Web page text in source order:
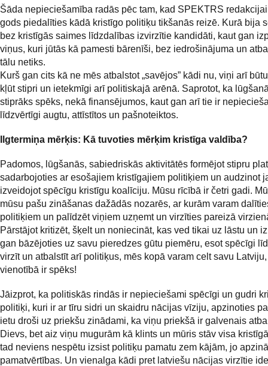
Šāda nepieciešamība radās pēc tam, kad SPEKTRS
gods piedalīties kādā kristīgo politiķu tikšanās reizē. Kurā bija
bez kristīgās saimes līdzdalības izvirzītie kandidāti, kaut gan
viņus, kuri jūtās kā pamesti bārenīši, bez iedrošinājuma un
tālu netiks.
Kurš gan cits kā ne mēs atbalstot „savējos” kādi nu, viņi arī
kļūt stipri un ietekmīgi arī politiskajā arēnā. Saprotot, ka
stiprāks spēks, nekā finansējumos, kaut gan arī tie ir
līdzvērtīgi augtu, attīstītos un pašnoteiktos.
Ilgtermiņa mērķis: Kā tuvoties mērķim kristīga valdība?
Padomos, lūgšanās, sabiedriskās aktivitātēs formējot stipru
sadarbojoties ar esošajiem kristīgajiem politiķiem un audzinot
izveidojot spēcīgu kristīgu koalīciju. Mūsu rīcībā ir četri gadi.
mūsu pašu zināšanas dažādās nozarēs, ar kurām varam
politiķiem un palīdzēt viņiem uzņemt un virzīties pareizā
Pārstājot kritizēt, šķelt un noniecināt, kas ved tikai uz lāstu un
gan bāzējoties uz savu pieredzes gūtu piemēru, esot spēcīgi
virzīt un atbalstīt arī politiķus, mēs kopā varam celt savu
vienotībā ir spēks!
Jāizprot, ka politiskās rindās ir nepieciešami spēcīgi un gudri
politiķi, kuri ir ar tīru sidri un skaidru nācijas vīziju, apzinoties
ietu droši uz priekšu zinādami, ka viņu priekšā ir galvenais
Dievs, bet aiz viņu mugurām kā klints un mūris stāv visa
tad neviens nespētu izsist politiķu pamatu zem kājām, jo
pamatvērtības. Un vienalga kādi pret latviešu nācijas virzītie